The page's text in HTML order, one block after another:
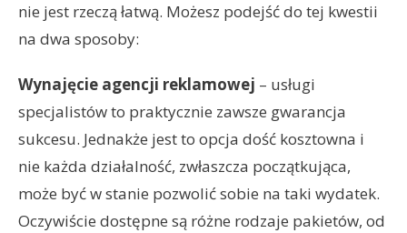
nie jest rzeczą łatwą. Możesz podejść do tej kwestii
na dwa sposoby:
Wynajęcie agencji reklamowej – usługi
specjalistów to praktycznie zawsze gwarancja
sukcesu. Jednakże jest to opcja dość kosztowna i
nie każda działalność, zwłaszcza początkująca,
może być w stanie pozwolić sobie na taki wydatek.
Oczywiście dostępne są różne rodzaje pakietów, od